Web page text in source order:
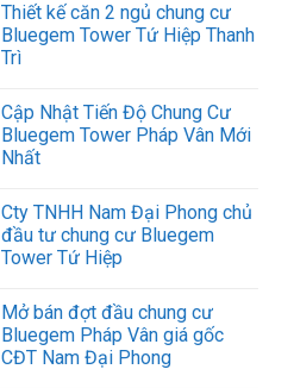
Thiết kế căn 2 ngủ chung cư
Bluegem Tower Tứ Hiệp Thanh
Trì
Cập Nhật Tiến Độ Chung Cư
Bluegem Tower Pháp Vân Mới
Nhất
Cty TNHH Nam Đại Phong chủ
đầu tư chung cư Bluegem
Tower Tứ Hiệp
Mở bán đợt đầu chung cư
Bluegem Pháp Vân giá gốc
CĐT Nam Đại Phong